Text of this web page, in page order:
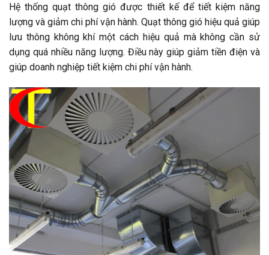
Hệ thống quạt thông gió được thiết kế để tiết kiệm năng
lượng và giảm chi phí vận hành. Quạt thông gió hiệu quả giúp
lưu thông không khí một cách hiệu quả mà không cần sử
dụng quá nhiều năng lượng. Điều này giúp giảm tiền điện và
giúp doanh nghiệp tiết kiệm chi phí vận hành.